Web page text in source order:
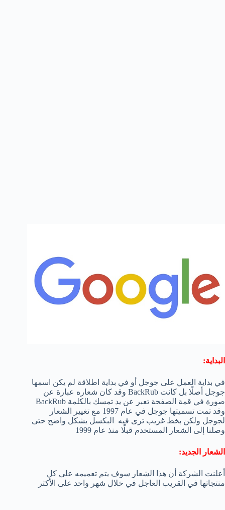
البداية:
في بداية العمل على جوجل أو في بداية اطلاقة لم يكن اسمها
جوجل أصلًا بل كانت BackRub وقد كان شعاره عبارة عن
صورة في قمة الصفحة تعبر عن يد تمسك بالكلمة BackRub
وقد تمت تسميتها جوجل في عام 1997 مع تغيير الشعار
لجوجل ولكن بخط غريب ترى فيه البكسل يشكل واضح حتى
وصلنا إلى الشعار المستخدم قبلًا منذ عام 1999
الشعار الجديد:
أعلنت الشركة أن هذا الشعار سوف يتم تعميمه على كل
منتجاتها في القريب العاجل في خلال شهر واحد على الأكثر